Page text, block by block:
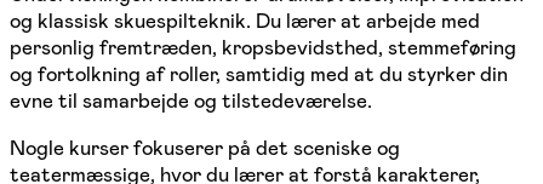
og klassisk skuespilteknik. Du lærer at arbejde med
personlig fremtræden, kropsbevidsthed, stemmeføring
og fortolkning af roller, samtidig med at du styrker din
evne til samarbejde og tilstedeværelse.
Nogle kurser fokuserer på det sceniske og
teatermæssige, hvor du lærer at forstå karakterer,